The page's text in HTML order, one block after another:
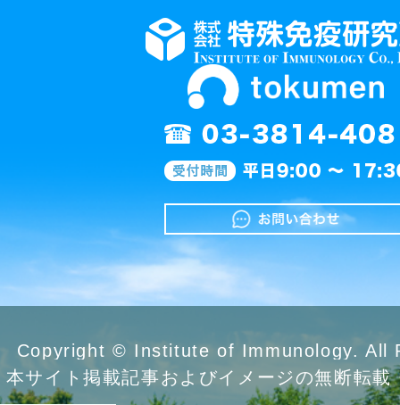
Copyright © Institute of Immunology. All
本サイト掲載記事およびイメージの無断転載